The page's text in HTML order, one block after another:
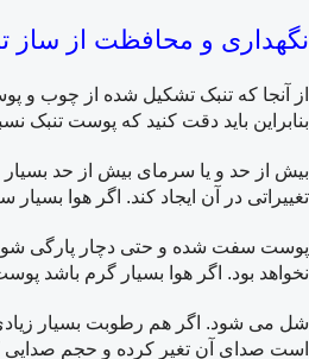
نگهداری و محافظت از ساز
از آنجا که تنبک تشکیل شده از چوب و
بنابراین باید دقت کنید که پوست تنبک
بیش از حد و یا سرمای بیش از حد
تغییراتی در آن ایجاد کند. اگر هوا
پوست سفت شده و حتی دچار پارگی
نخواهد بود. اگر هوا بسیار گرم باشد
شل می شود. اگر هم رطوبت بسیار
است صدای آن تغیر کرده و حجم صدایی